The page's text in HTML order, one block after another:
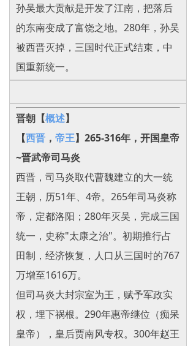
孙吴最大贡献是开发了江南，把落后
的东南变成了富饶之地。280年，孙吴
被西晋灭掉，三国时代正式结束，中
国重新统一。
晋朝【概述】
【西晋 ， 帝王】265-316年，开国皇帝
~晋武帝司马炎
西晋，司马炎取代曹魏建立的大一统
王朝，历51年、4帝。265年司马炎称
帝，定都洛阳；280年灭吴，完成三国
统一，史称"太康之治"。初期推行占
田制，经济恢复，人口从三国时的767
万增至1616万。
但司马炎大封宗室为王，赋予军政实
权，埋下祸根。290年惠帝继位（痴呆
皇帝），皇后贾南风专权。300年赵王